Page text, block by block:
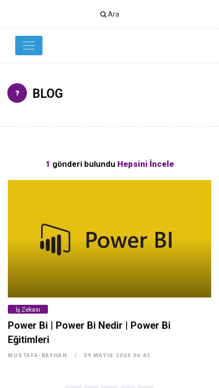
Ara
BLOG
1 gönderi bulundu Hepsini İncele
İş Zekası
Power Bi | Power Bi Nedir | Power Bi
Eğitimleri
MUSTAFA-BAYHAN 09 MAYIS 2024 06:43